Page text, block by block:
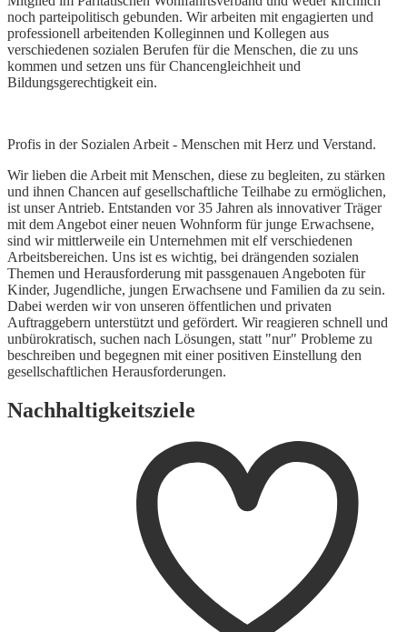
noch parteipolitisch gebunden. Wir arbeiten mit engagierten und
professionell arbeitenden Kolleginnen und Kollegen aus
verschiedenen sozialen Berufen für die Menschen, die zu uns
kommen und setzen uns für Chancengleichheit und
Bildungsgerechtigkeit ein.
Profis in der Sozialen Arbeit - Menschen mit Herz und Verstand.
Wir lieben die Arbeit mit Menschen, diese zu begleiten, zu stärken
und ihnen Chancen auf gesellschaftliche Teilhabe zu ermöglichen,
ist unser Antrieb. Entstanden vor 35 Jahren als innovativer Träger
mit dem Angebot einer neuen Wohnform für junge Erwachsene,
sind wir mittlerweile ein Unternehmen mit elf verschiedenen
Arbeitsbereichen. Uns ist es wichtig, bei drängenden sozialen
Themen und Herausforderung mit passgenauen Angeboten für
Kinder, Jugendliche, jungen Erwachsene und Familien da zu sein.
Dabei werden wir von unseren öffentlichen und privaten
Auftraggebern unterstützt und gefördert. Wir reagieren schnell und
unbürokratisch, suchen nach Lösungen, statt "nur" Probleme zu
beschreiben und begegnen mit einer positiven Einstellung den
gesellschaftlichen Herausforderungen.
Nachhaltigkeitsziele